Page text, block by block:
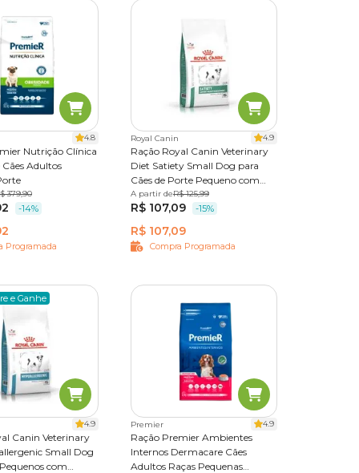
como
a
4.8
Nutrição Clínica
Cães Adultos
kg
379,90
-14%
Programada
Royal Canin 4.9
Ração Royal Canin Veterinary
Diet Satiety Small Dog para
Cães de Porte Pequeno com
Excesso de Peso
1,5kg 7,5kg
A partir deR$ 125,99
R$ 107,09 -15%
R$ 107,09
Compra Programada
e Ganhe
4.9
Canin Veterinary
Small Dog
com
Premier 4.9
Ração Premier Ambientes
Internos Dermacare Cães
Adultos Raças Pequenas